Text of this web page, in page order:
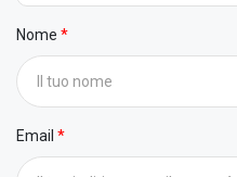
Nome
Email